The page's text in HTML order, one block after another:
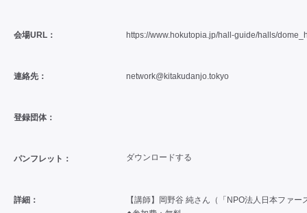
会場URL： https://www.hokutopia.jp/hall-guide/halls/
連絡先： network@kitakudanjo.tokyo
登録団体：
パンフレット： ダウンロードする
詳細：
【講師】岡野谷 純さん（「NPO法人日本ファ